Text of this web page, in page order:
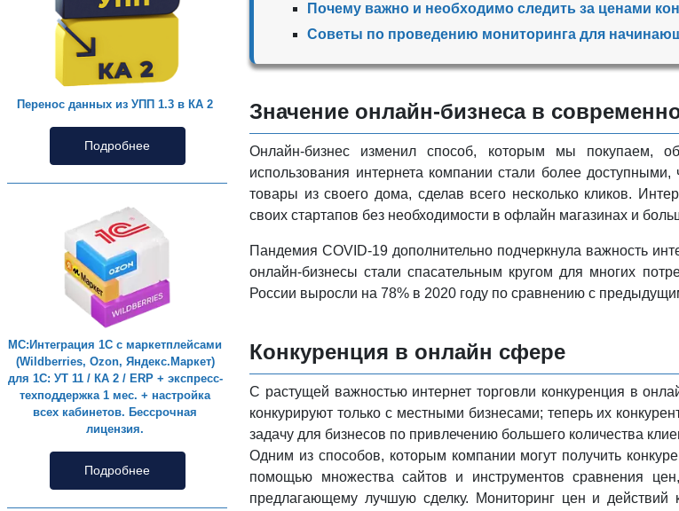
Перенос данных из УПП 1.3 в КА 2
Подробнее
МС:Интеграция 1С с маркетплейсами
(Wildberries, Ozon, Яндекс.Маркет)
для 1С: УТ 11 / КА 2 / ERP + экспресс-
техподдержка 1 мес. + настройка
всех кабинетов. Бессрочная
лицензия.
Подробнее
Почему важно и необходимо следить за ценами
Советы по проведению мониторинга для
Значение онлайн-бизнеса в
Онлайн-бизнес изменил способ, которым мы покупаем,
использования интернета компании стали более
товары из своего дома, сделав всего несколько кликов.
своих стартапов без необходимости в офлайн магазинах и
Пандемия COVID-19 дополнительно подчеркнула важность
онлайн-бизнесы стали спасательным кругом для многих
России выросли на 78% в 2020 году по сравнению с
Конкуренция в онлайн сфере
С растущей важностью интернет торговли конкуренция в
конкурируют только с местными бизнесами; теперь их
задачу для бизнесов по привлечению большего количества
Одним из способов, которым компании могут получить
помощью множества сайтов и инструментов сравнения
предлагающему лучшую сделку. Мониторинг цен и действий